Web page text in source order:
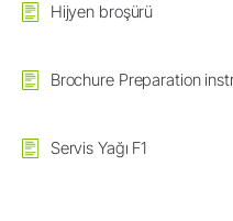
Hijyen broşürü
Brochure Preparation
Servis Yağı F1